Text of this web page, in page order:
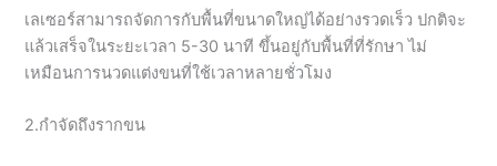
เลเซอร์สามารถจัดการกับพื้นที่ขนาดใหญ่ได้อย่างรวดเร็ว ปกติจะ
แล้วเสร็จในระยะเวลา 5-30 นาที ขึ้นอยู่กับพื้นที่ที่รักษา ไม่
เหมือนการนวดแต่งขนที่ใช้เวลาหลายชั่วโมง
2.กำจัดถึงรากขน